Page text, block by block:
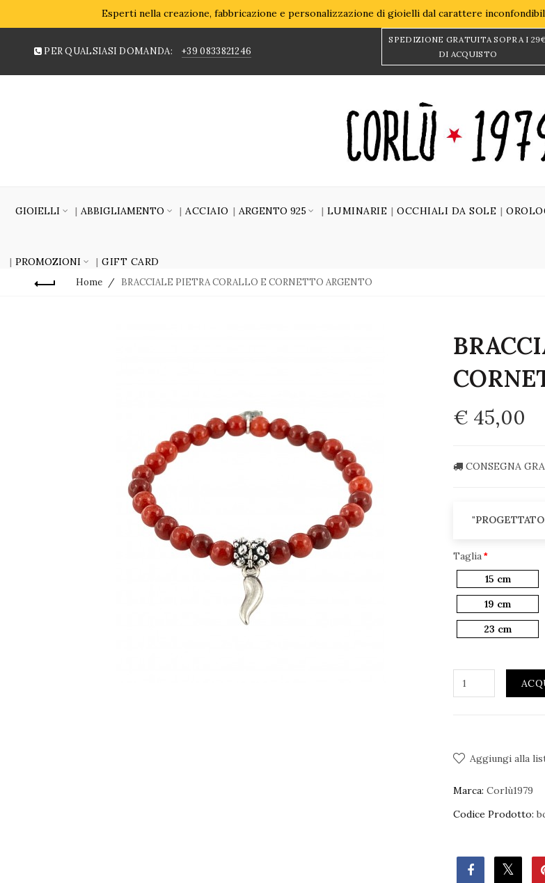
Esperti nella creazione, fabbricazione e personalizzazione di gioielli dal carattere
PER QUALSIASI DOMANDA: +39 0833821246
SPEDIZIONE GRATUITA SOPRA I
DI ACQUISTO
GIOIELLI ABBIGLIAMENTO ACCIAIO ARGENTO 925 LUMINARIE OCCHIALI DA SOLE
PROMOZIONI GIFT CARD
Home BRACCIALE PIETRA CORALLO E CORNETTO ARGENTO
€ 45,00
CONSEGNA
Taglia
15 cm
19 cm
23 cm
Aggiungi alla
Marca: Corlù1979
Codice Prodotto: